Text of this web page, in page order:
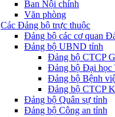
Ban Nội chính
Văn phòng
Các Đảng bộ trực thuộc
Đảng bộ các cơ quan
Đảng bộ UBND tỉnh
Đảng bộ CTCP
Đảng bộ Đại học
Đảng bộ Bệnh
Đảng bộ CTCP
Đảng bộ Quân sự tỉnh
Đảng bộ Công an tỉnh